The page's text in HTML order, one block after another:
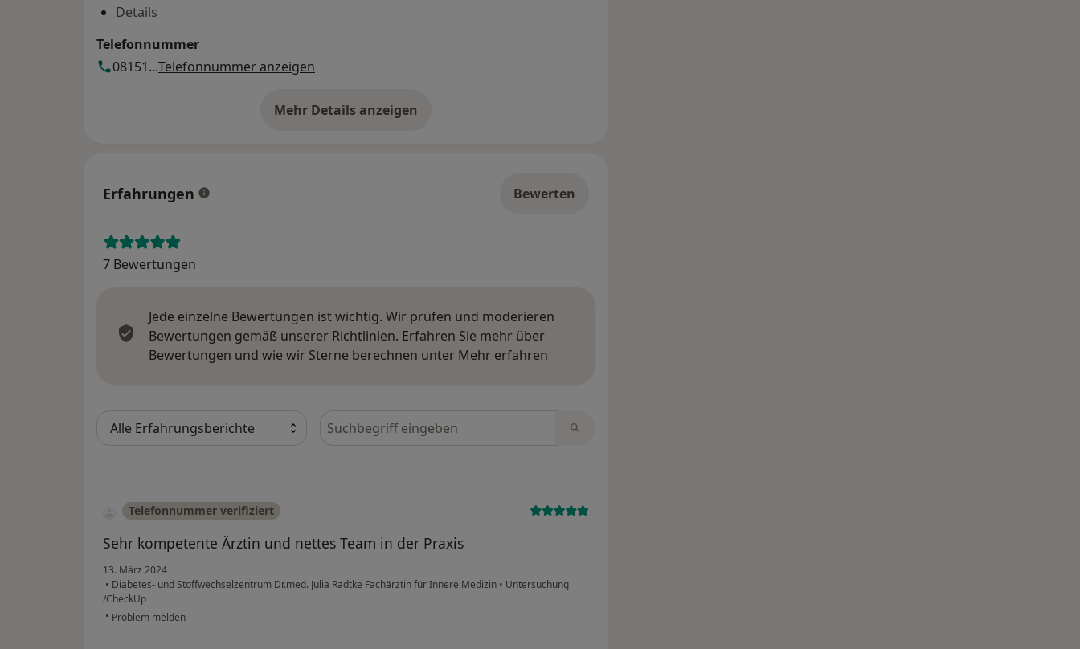
Details
Telefonnummer
08151...Telefonnummer anzeigen
Mehr Details anzeigen
über die Adresse
Erfahrungen Bewerten
7 Bewertungen
Jede einzelne Bewertungen ist wichtig. Wir prüfen und moderieren
Bewertungen gemäß unserer Richtlinien. Erfahren Sie mehr über
Bewertungen und wie wir Sterne berechnen unter Mehr erfahren
Bewertungen durchsuchen
Telefonnummer verifiziert
Sehr kompetente Ärztin und nettes Team in der Praxis
13. März 2024
• Diabetes- und Stoffwechselzentrum Dr.med. Julia Radtke Fachärztin für Innere Medizin • Untersuchung
/CheckUp
• Problem melden